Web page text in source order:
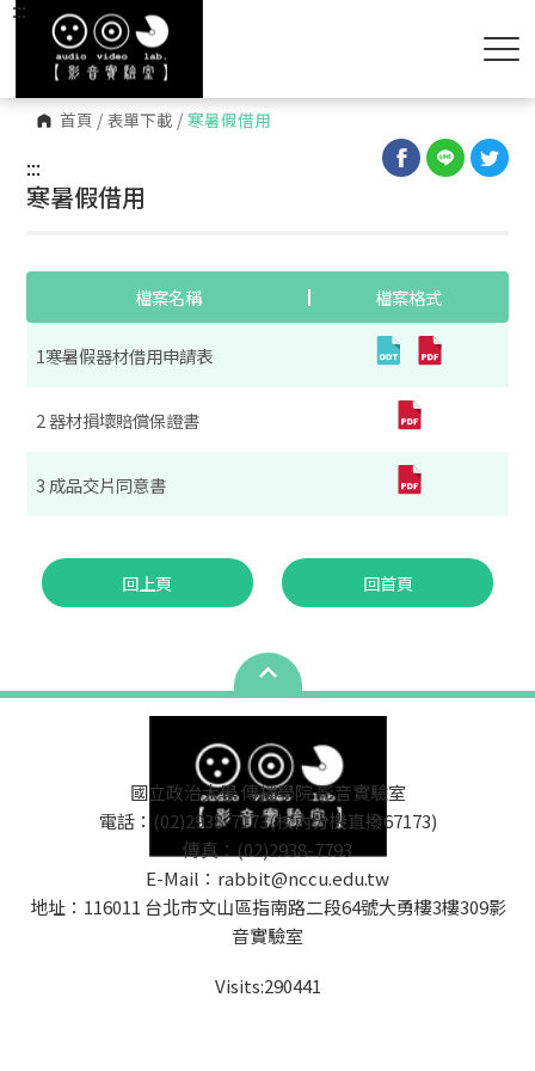
首頁 / 表單下載 / 寒暑假借用
:::
:::
寒暑假借用
檔案名稱 檔案格式
1寒暑假器材借用申請表
2 器材損壞賠償保證書
3 成品交片同意書
回上頁 回首頁
國立政治大學 傳播學院 影音實驗室
電話：(02)2938-7173(校內分機直撥67173)
傳真：(02)2938-7793
E-Mail：rabbit@nccu.edu.tw
地址：116011 台北市文山區指南路二段64號大勇樓3樓309影
音實驗室
Visits:290441